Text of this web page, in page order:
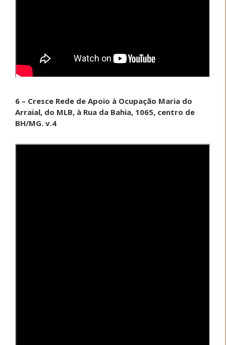
6 – Cresce Rede de Apoio à Ocupação Maria do
Arraial, do MLB, à Rua da Bahia, 1065, centro de
BH/MG. v.4